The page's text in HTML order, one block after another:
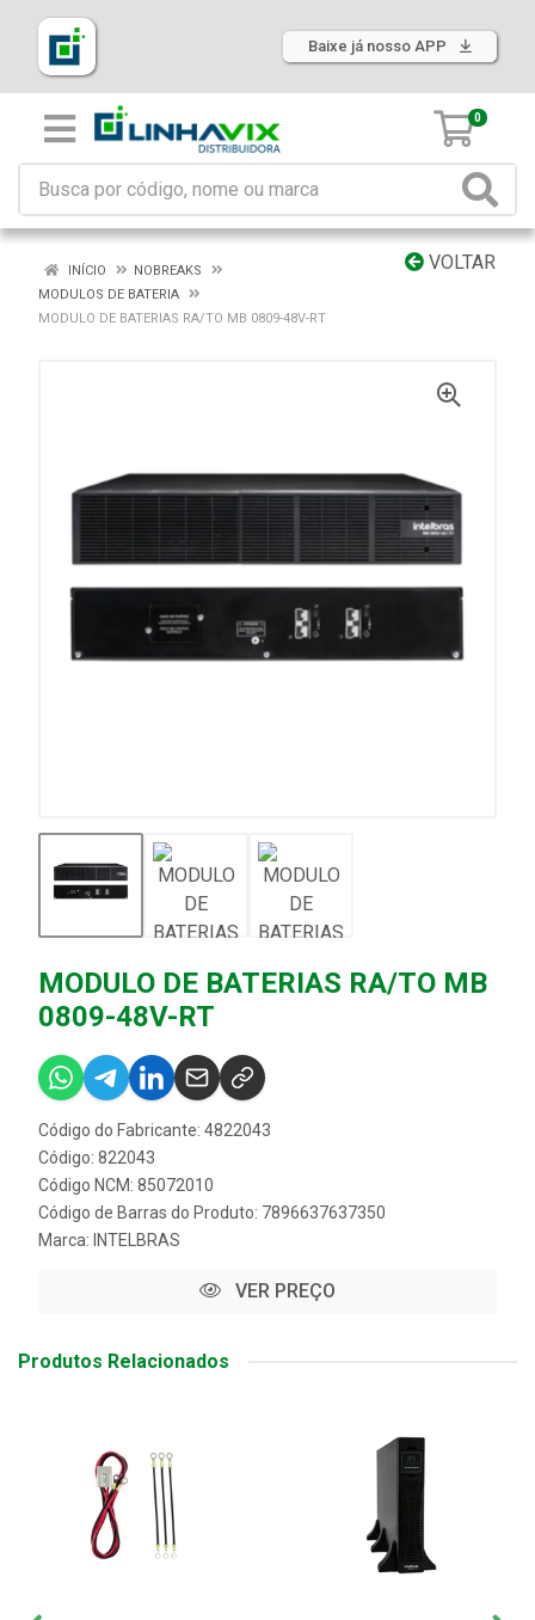
Baixe já nosso APP
0
VOLTAR
INÍCIO
NOBREAKS
MODULOS DE BATERIA
MODULO DE BATERIAS RA/TO MB 0809-48V-RT
MODULO DE BATERIAS RA/TO MB
0809-48V-RT
Código do Fabricante: 4822043
Código: 822043
Código NCM: 85072010
Código de Barras do Produto: 7896637637350
Marca: INTELBRAS
VER PREÇO
Produtos Relacionados